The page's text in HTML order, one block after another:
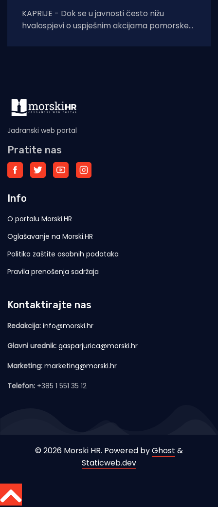
KAPRIJE - Dok se u javnosti često nižu
hvalospjevi o uspješnim akcijama pomorske
Jadranski web portal
Pratite nas
Info
O portalu Morski.HR
Oglašavanje na Morski.HR
Politika zaštite osobnih podataka
Pravila prenošenja sadržaja
Kontaktirajte nas
Redakcija: info@morski.hr
Glavni urednik: gasparjurica@morski.hr
Marketing: marketing@morski.hr
Telefon: +385 1 551 35 12
© 2026 Morski HR. Powered byGhost &
Staticweb.dev